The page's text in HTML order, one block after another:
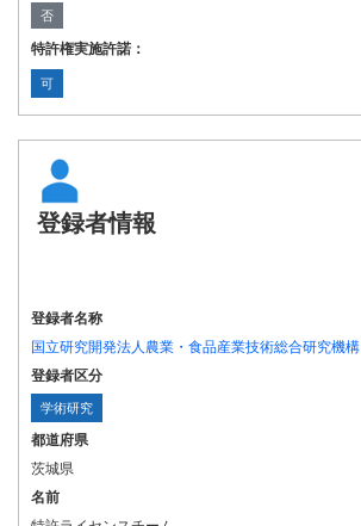
否
特許権実施許諾：
可
登録者情報
登録者名称
国立研究開発法人農業・食品産業技術総合研究機構
登録者区分
学術研究
都道府県
茨城県
名前